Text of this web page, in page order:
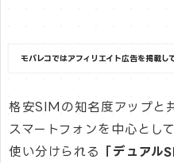
モバレコではアフィリエイト広告を掲載し
格安SIMの知名度アップ
スマートフォンを中心とし
使い分けられる
「デュアル